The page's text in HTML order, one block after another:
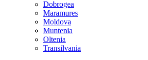
Dobrogea
Maramures
Moldova
Muntenia
Oltenia
Transilvania